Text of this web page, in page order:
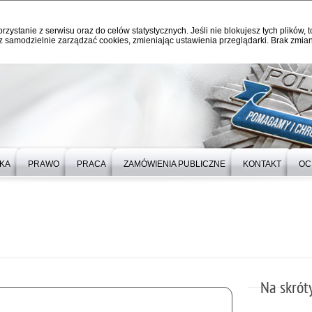
z serwisu oraz do celów statystycznych. Jeśli nie blokujesz tych plików,
zarządzać cookies, zmieniając ustawienia przeglądarki. Brak
PRAWO PRACA ZAMÓWIENIA PUBLICZNE KONTAKT
Na